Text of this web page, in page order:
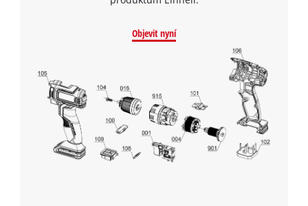
to trackers that are not disclosed to the
visitor. The website owner needs to setup
the site with their CMP to add this content
to the list of technologies used.
Powered byUsercentrics Consent
Management Platform
Objevit nyní